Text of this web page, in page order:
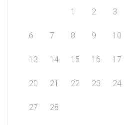
1
2 3
6 7 8 9 10
13 14 15 16 17
20 21 22 23 24
27 28